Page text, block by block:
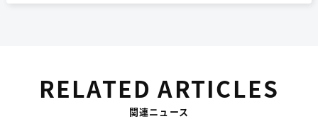
RELATED ARTICLES
関連ニュース